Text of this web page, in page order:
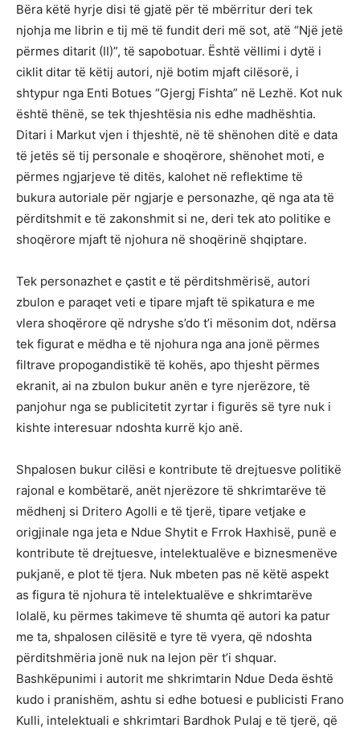
Bëra këtë hyrje disi të gjatë për të mbërritur deri tek
njohja me librin e tij më të fundit deri më sot, atë “Një jetë
përmes ditarit (II)”, të sapobotuar. Është vëllimi i dytë i
ciklit ditar të këtij autori, një botim mjaft cilësorë, i
shtypur nga Enti Botues “Gjergj Fishta” në Lezhë. Kot nuk
është thënë, se tek thjeshtësia nis edhe madhështia.
Ditari i Markut vjen i thjeshtë, në të shënohen ditë e data
të jetës së tij personale e shoqërore, shënohet moti, e
përmes ngjarjeve të ditës, kalohet në reflektime të
bukura autoriale për ngjarje e personazhe, që nga ata të
përditshmit e të zakonshmit si ne, deri tek ato politike e
shoqërore mjaft të njohura në shoqërinë shqiptare.
Tek personazhet e çastit e të përditshmërisë, autori
zbulon e paraqet veti e tipare mjaft të spikatura e me
vlera shoqërore që ndryshe s’do t’i mësonim dot, ndërsa
tek figurat e mëdha e të njohura nga ana jonë përmes
filtrave propogandistikë të kohës, apo thjesht përmes
ekranit, ai na zbulon bukur anën e tyre njerëzore, të
panjohur nga se publicitetit zyrtar i figurës së tyre nuk i
kishte interesuar ndoshta kurrë kjo anë.
Shpalosen bukur cilësi e kontribute të drejtuesve politikë
rajonal e kombëtarë, anët njerëzore të shkrimtarëve të
mëdhenj si Dritero Agolli e të tjerë, tipare vetjake e
origjinale nga jeta e Ndue Shytit e Frrok Haxhisë, punë e
kontribute të drejtuesve, intelektualëve e biznesmenëve
pukjanë, e plot të tjera. Nuk mbeten pas në këtë aspekt
as figura të njohura të intelektualëve e shkrimtarëve
lolalë, ku përmes takimeve të shumta që autori ka patur
me ta, shpalosen cilësitë e tyre të vyera, që ndoshta
përditshmëria jonë nuk na lejon për t’i shquar.
Bashkëpunimi i autorit me shkrimtarin Ndue Deda është
kudo i pranishëm, ashtu si edhe botuesi e publicisti Frano
Kulli, intelektuali e shkrimtari Bardhok Pulaj e të tjerë, që